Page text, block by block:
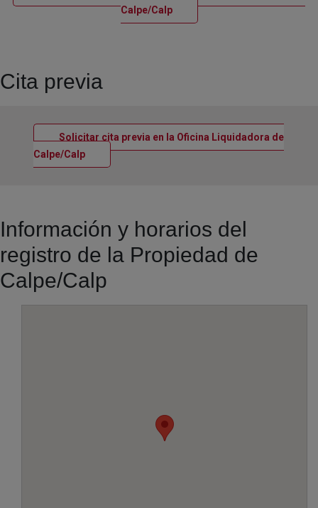
Calpe/CalpVentana nueva
Cita previa
Solicitar cita previa en la Oficina Liquidadora de
Calpe/CalpVentana nueva
Información y horarios del
registro de la Propiedad de
Calpe/Calp